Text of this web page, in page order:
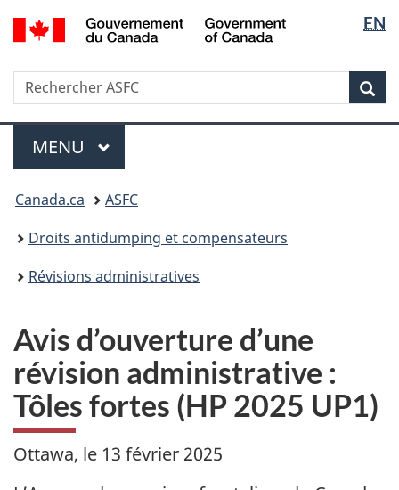
Passer
au
Passer
à
HTML
simplifiée
la
langue
EN
Recherche
Rechercher
ASFC
Menu
MENU PRINCIPAL
êtes
ici
Canada.ca
ASFC
Droits antidumping et compensateurs
Révisions administratives
Avis d’ouverture d’une
révision administrative :
Tôles fortes (HP 2025 UP1)
Ottawa, le 13 février 2025